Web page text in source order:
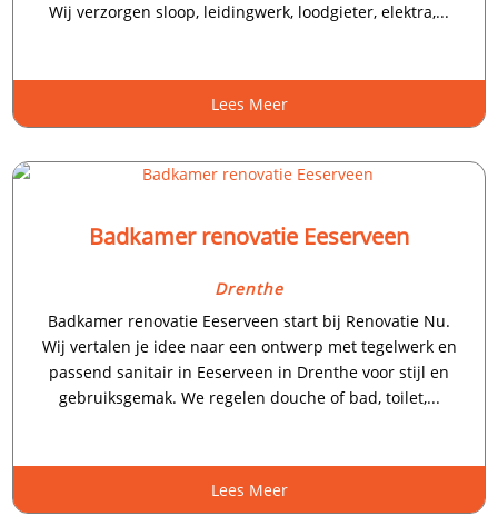
Wij verzorgen sloop, leidingwerk, loodgieter, elektra,...
Lees Meer
Badkamer renovatie Eeserveen
Drenthe
Badkamer renovatie Eeserveen start bij Renovatie Nu.
Wij vertalen je idee naar een ontwerp met tegelwerk en
passend sanitair in Eeserveen in Drenthe voor stijl en
gebruiksgemak. We regelen douche of bad, toilet,...
Lees Meer